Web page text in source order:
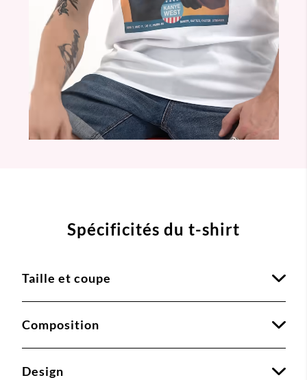
Spécificités du t-shirt
Taille et coupe
Composition
Design